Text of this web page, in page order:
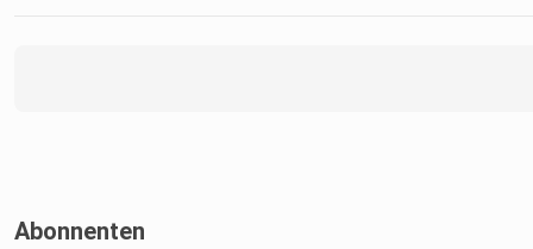
Abonnenten